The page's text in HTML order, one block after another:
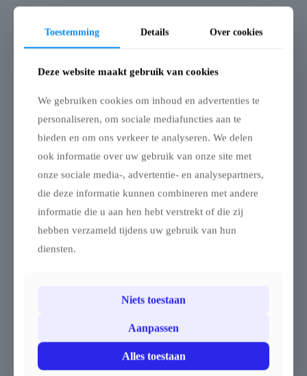
Aluforce aluminium
frame 2.5mm met
Polyester
3 m – Polyester 420D 320
De vouwtent AluForce 2 x
tentoplossing die uitblinkt
in stevigheid,
duurzaamheid en
gebruiksgemak. Dankzij
het robuuste aluminium
frame en het
tent in minder dan één
Dit zorgt voor
ook bij winderige
Transportzak met
x 4 m, 2,5 x 5 m & 3 x
Transporttas met wielen –
x 5 m / 3 x 6 m (polyester
dakzeil, zwart)
Deze uiterst handige
transporttas met wielen is
vervaardigd uit
hoogwaardig en stevig
PVC en biedt voldoende
ruimte voor het tentframe
YKK-ritssluiting en een
vouwtent goed beschermd
blijft tijdens transport en
opslag.
Toestemming Details Over cookies
Deze website maakt gebruik van cookies
We gebruiken cookies om inhoud en advertenties te
personaliseren, om sociale mediafuncties aan te
bieden en om ons verkeer te analyseren. We delen
ook informatie over uw gebruik van onze site met
onze sociale media-, advertentie- en analysepartners,
die deze informatie kunnen combineren met andere
informatie die u aan hen hebt verstrekt of die zij
hebben verzameld tijdens uw gebruik van hun
diensten.
Niets toestaan
Aanpassen
Alles toestaan